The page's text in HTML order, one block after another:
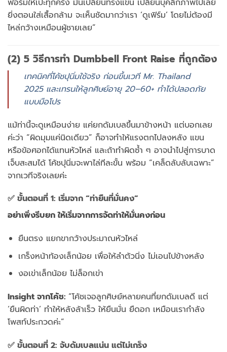
ฟอร์มให้เป๊ะทุกครั้ง มันเปลี่ยนทรงแขน เปลี่ยนบุคลิกภาพไปเลย
ยิ่งตอนใส่เสื้อกล้าม จะเห็นชัดมากว่าเรา ‘ดูเฟิร์ม’ โดยไม่ต้องมี
ไหล่กว้างเหมือนผู้ชายเลย”
(2) 5 วิธีการทำ Dumbbell Front Raise ที่ถูกต้อง
เทคนิคที่โค้ชปุนิ่มใช้จริง ก่อนขึ้นเวที Mr. Thailand
2025 และเทรนให้ลูกศิษย์อายุ 20–60+ ทำได้ปลอดภัย
แบบมือโปร
แม้ท่านี้จะดูเหมือนง่าย แค่ยกดัมเบลขึ้นมาข้างหน้า แต่บอกเลย
ค่ะว่า “ผิดมุมแค่นิดเดียว” ก็อาจทำให้แรงตกไปลงหลัง แขน
หรือข้อศอกได้แทนหัวไหล่ และถ้าทำผิดซ้ำ ๆ อาจนำไปสู่การบาด
เจ็บสะสมได้ โค้ชปุนิ่มจะพาไล่ทีละขั้น พร้อม “เคล็ดลับลับเฉพาะ”
จากเวทีจริงเลยค่ะ
✅ ขั้นตอนที่ 1: เริ่มจาก “ท่ายืนที่มั่นคง”
อย่าเพิ่งรีบยก ให้เริ่มจากการจัดท่าให้มั่นคงก่อน
ยืนตรง แยกขากว้างประมาณหัวไหล่
เกร็งหน้าท้องเล็กน้อย เพื่อให้ลำตัวนิ่ง ไม่เอนไปข้างหลัง
งอเข่าเล็กน้อย ไม่ล็อกเข่า
Insight จากโค้ช: “โค้ชเจอลูกศิษย์หลายคนที่ยกดัมเบลดี แต่
‘ยืนผิดท่า’ ทำให้หลังล้าเร็ว ให้ยืนมั่น ยืดอก เหมือนเรากำลัง
โพสท์ประกวดค่ะ”
✅ ขั้นตอนที่ 2: จับดัมเบลแน่น แต่ไม่เกร็ง